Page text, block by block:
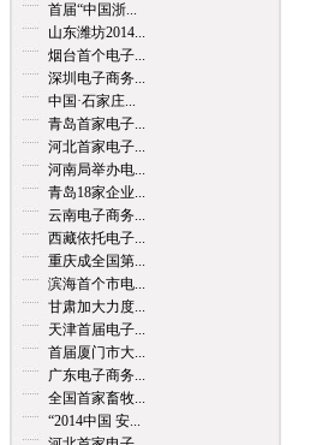
首届“中国浙...
山东潍坊2014...
烟台首个电子...
深圳电子商务...
中国·石家庄...
青岛首家电子...
河北首家电子...
河南局举办电...
青岛18家企业...
云南电子商务...
西藏依托电子...
重庆成全国第...
滨海首个市电...
甘肃加大力度...
天津首届电子...
首届厦门市大...
广东电子商务...
全国首家畜牧...
“2014中国 安...